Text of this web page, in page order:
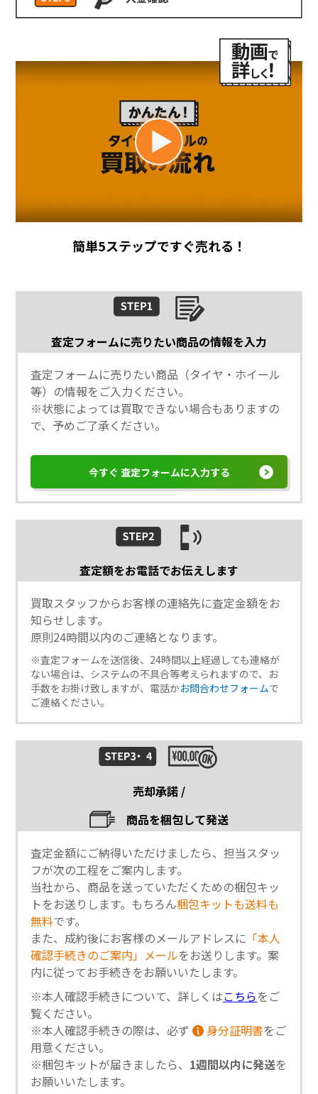
簡単5ステップですぐ売れる！
査定フォームに売りたい商品の情報を入力
査定フォームに売りたい商品（タイヤ・ホイール
等）の情報をご入力ください。
※状態によっては買取できない場合もありますの
で、予めご了承ください。
今すぐ 査定フォームに入力する
査定額をお電話でお伝えします
買取スタッフからお客様の連絡先に査定金額をお
知らせします。
原則24時間以内のご連絡となります。
※査定フォームを送信後、24時間以上経過しても連絡が
ない場合は、システムの不具合等考えられますので、お
手数をお掛け致しますが、電話かお問合わせフォームで
ご連絡ください。
売却承諾 /
商品を梱包して発送
査定金額にご納得いただけましたら、担当スタッ
フが次の工程をご案内します。
当社から、商品を送っていただくための梱包キッ
トをお送りします。もちろん梱包キットも送料も
無料です。
また、成約後にお客様のメールアドレスに 「本人
確認手続きのご案内」メールをお送りします。案
内に従ってお手続きをお願いいたします。
※本人確認手続きについて、詳しくはこちらをご
覧ください。
※本人確認手続きの際は、必ず
身分証明書をご
用意ください。
※梱包キットが届きましたら、 1週間以内に発送を
お願いいたします。